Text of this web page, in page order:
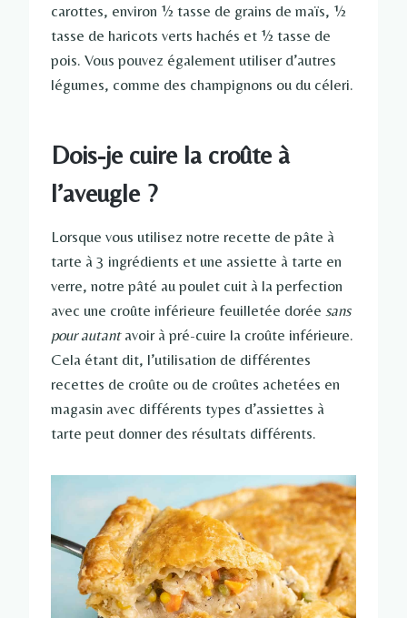
carottes, environ ½ tasse de grains de maïs, ½
tasse de haricots verts hachés et ½ tasse de
pois. Vous pouvez également utiliser d’autres
légumes, comme des champignons ou du céleri.
Dois-je cuire la croûte à
l’aveugle ?
Lorsque vous utilisez notre recette de pâte à
tarte à 3 ingrédients et une assiette à tarte en
verre, notre pâté au poulet cuit à la perfection
avec une croûte inférieure feuilletée dorée sans
pour autantavoir à pré-cuire la croûte inférieure.
Cela étant dit, l’utilisation de différentes
recettes de croûte ou de croûtes achetées en
magasin avec différents types d’assiettes à
tarte peut donner des résultats différents.